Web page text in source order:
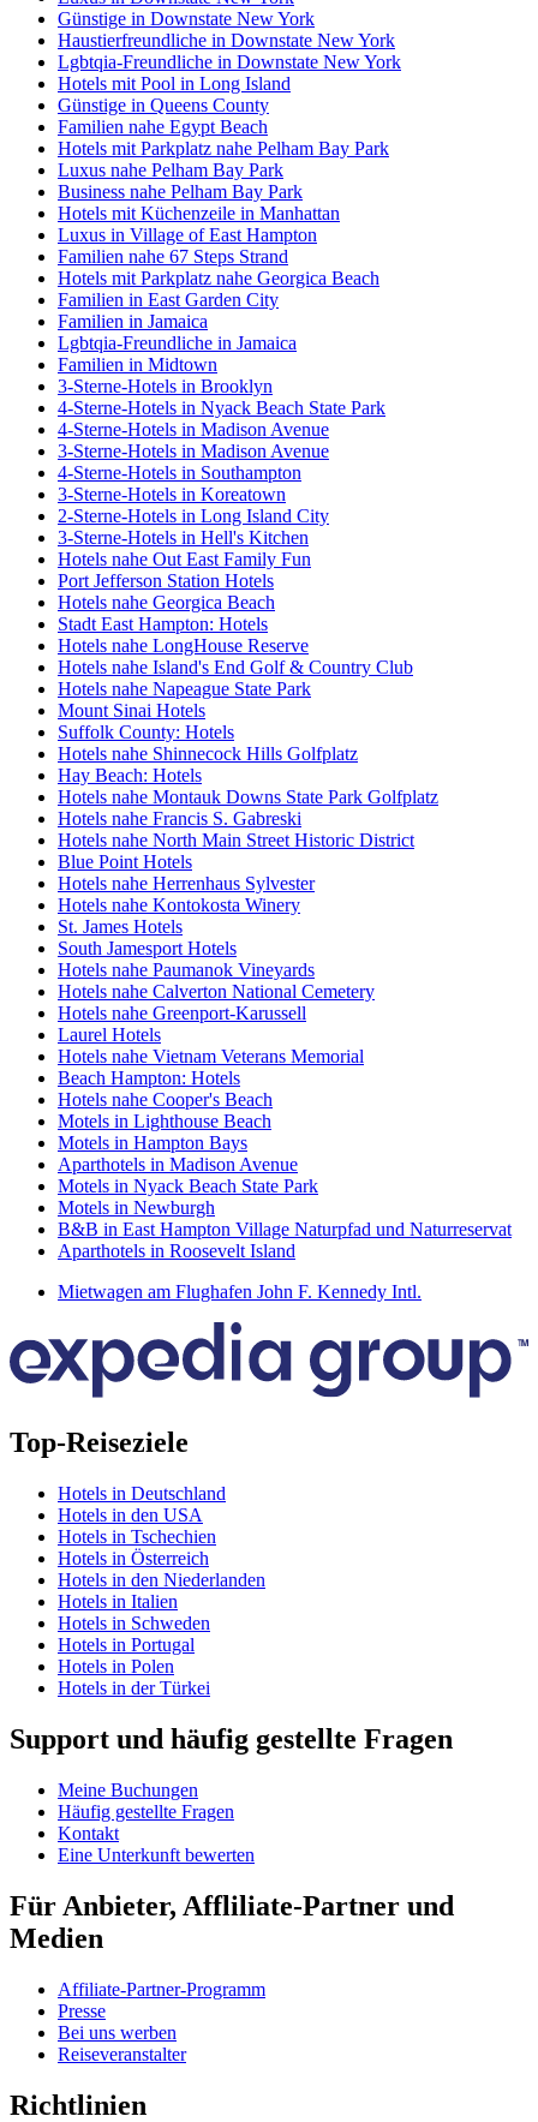
Günstige in Downstate New York
Haustierfreundliche in Downstate New York
Lgbtqia-Freundliche in Downstate New York
Hotels mit Pool in Long Island
Günstige in Queens County
Familien nahe Egypt Beach
Hotels mit Parkplatz nahe Pelham Bay Park
Luxus nahe Pelham Bay Park
Business nahe Pelham Bay Park
Hotels mit Küchenzeile in Manhattan
Luxus in Village of East Hampton
Familien nahe 67 Steps Strand
Hotels mit Parkplatz nahe Georgica Beach
Familien in East Garden City
Familien in Jamaica
Lgbtqia-Freundliche in Jamaica
Familien in Midtown
3-Sterne-Hotels in Brooklyn
4-Sterne-Hotels in Nyack Beach State Park
4-Sterne-Hotels in Madison Avenue
3-Sterne-Hotels in Madison Avenue
4-Sterne-Hotels in Southampton
3-Sterne-Hotels in Koreatown
2-Sterne-Hotels in Long Island City
3-Sterne-Hotels in Hell's Kitchen
Hotels nahe Out East Family Fun
Port Jefferson Station Hotels
Hotels nahe Georgica Beach
Stadt East Hampton: Hotels
Hotels nahe LongHouse Reserve
Hotels nahe Island's End Golf & Country Club
Hotels nahe Napeague State Park
Mount Sinai Hotels
Suffolk County: Hotels
Hotels nahe Shinnecock Hills Golfplatz
Hay Beach: Hotels
Hotels nahe Montauk Downs State Park Golfplatz
Hotels nahe Francis S. Gabreski
Hotels nahe North Main Street Historic District
Blue Point Hotels
Hotels nahe Herrenhaus Sylvester
Hotels nahe Kontokosta Winery
St. James Hotels
South Jamesport Hotels
Hotels nahe Paumanok Vineyards
Hotels nahe Calverton National Cemetery
Hotels nahe Greenport-Karussell
Laurel Hotels
Hotels nahe Vietnam Veterans Memorial
Beach Hampton: Hotels
Hotels nahe Cooper's Beach
Motels in Lighthouse Beach
Motels in Hampton Bays
Aparthotels in Madison Avenue
Motels in Nyack Beach State Park
Motels in Newburgh
B&B in East Hampton Village Naturpfad und Naturreservat
Aparthotels in Roosevelt Island
Mietwagen am Flughafen John F. Kennedy Intl.
Top-Reiseziele
Hotels in Deutschland
Hotels in den USA
Hotels in Tschechien
Hotels in Österreich
Hotels in den Niederlanden
Hotels in Italien
Hotels in Schweden
Hotels in Portugal
Hotels in Polen
Hotels in der Türkei
Support und häufig gestellte Fragen
Meine Buchungen
Häufig gestellte Fragen
Kontakt
Eine Unterkunft bewerten
Für Anbieter, Affliliate-Partner und
Medien
Affiliate-Partner-Programm
Presse
Bei uns werben
Reiseveranstalter
Richtlinien